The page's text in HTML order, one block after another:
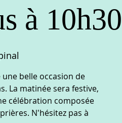
à 10h30
belle occasion de
La matinée sera festive,
célébration composée
N'hésitez pas à